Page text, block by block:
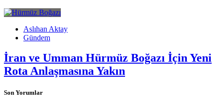
Aslıhan Aktay
Gündem
İran ve Umman Hürmüz Boğazı İçin Yeni
Rota Anlaşmasına Yakın
Son Yorumlar